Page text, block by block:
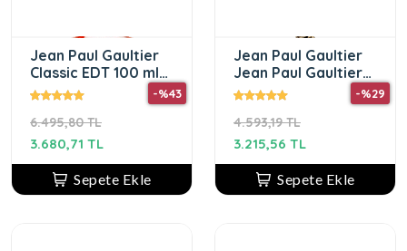
Jean Paul Gaultier
Classic EDT 100 ml
Kadın Parfüm
6.495,80 TL
-%43
3.680,71 TL
Sepete Ekle
Jean Paul Gaultier
Jean Paul Gaultier
Scandal Pour
Homme EDT 100ML
Erkek Parfümü
4.593,19 TL
-%29
3.215,56 TL
Sepete Ekle